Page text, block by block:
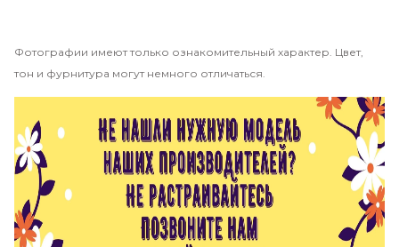
Фотографии имеют только ознакомительный характер. Цвет,
тон и фурнитура могут немного отличаться.